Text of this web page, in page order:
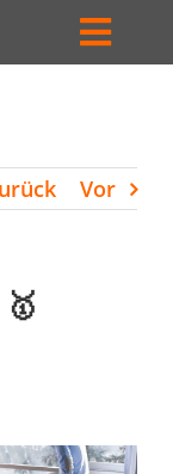
Vor